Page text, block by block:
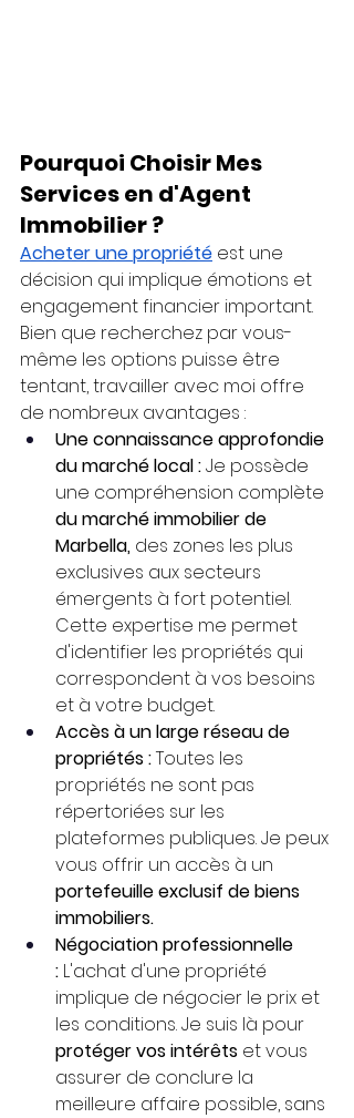
Pourquoi Choisir Mes
Services en d'Agent
Immobilier ?
Acheter une propriété est une
décision qui implique émotions et
engagement financier important.
Bien que recherchez par vous-
même les options puisse être
tentant, travailler avec moi offre
de nombreux avantages :
Une connaissance approfondie
du marché local : Je possède
une compréhension complète
du marché immobilier de
Marbella, des zones les plus
exclusives aux secteurs
émergents à fort potentiel.
Cette expertise me permet
d'identifier les propriétés qui
correspondent à vos besoins
et à votre budget.
Accès à un large réseau de
propriétés : Toutes les
propriétés ne sont pas
répertoriées sur les
plateformes publiques. Je peux
vous offrir un accès à un
portefeuille exclusif de biens
immobiliers.
Négociation professionnelle
: L'achat d'une propriété
implique de négocier le prix et
les conditions. Je suis là pour
protéger vos intérêts et vous
assurer de conclure la
meilleure affaire possible, sans